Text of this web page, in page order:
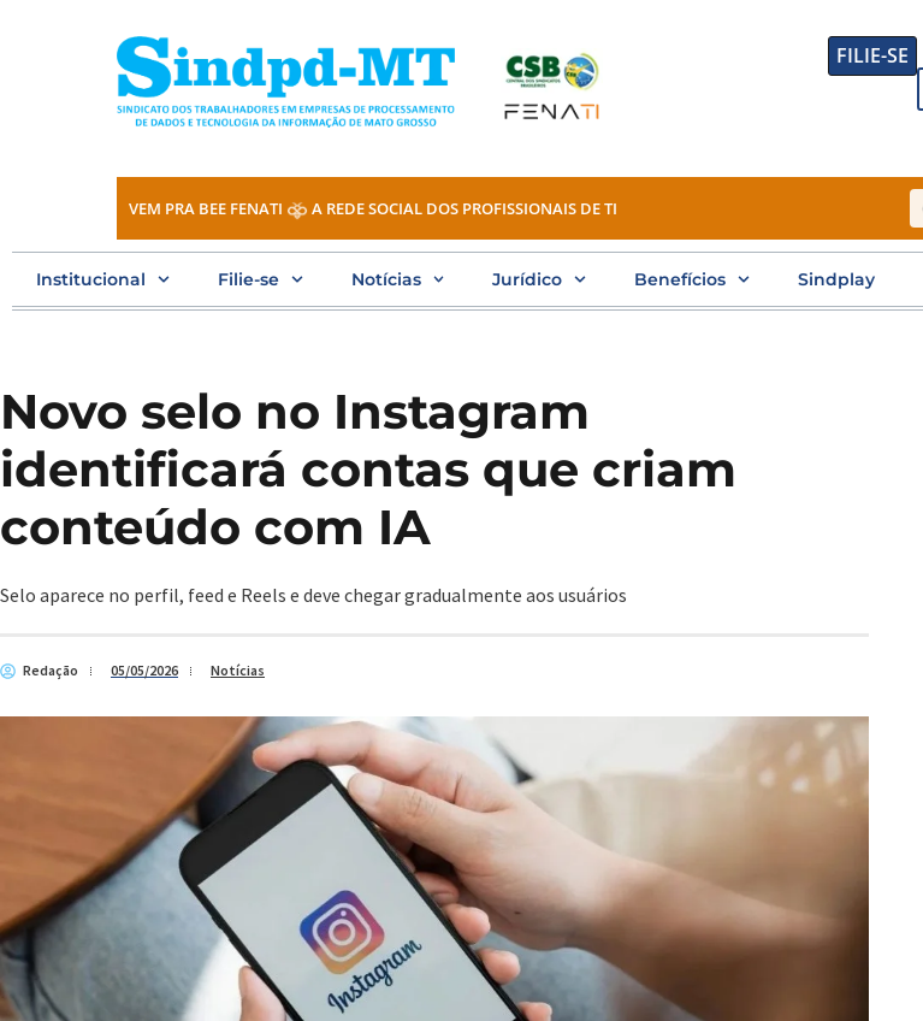
FILIE-SE
VEM PRA BEE FENATI A REDE SOCIAL DOS PROFISSIONAIS DE TI
Institucional Filie-se Notícias Jurídico Benefícios Sindplay
Novo selo no Instagram
identificará contas que criam
conteúdo com IA
Selo aparece no perfil, feed e Reels e deve chegar gradualmente aos usuários
Redação 05/05/2026 Notícias